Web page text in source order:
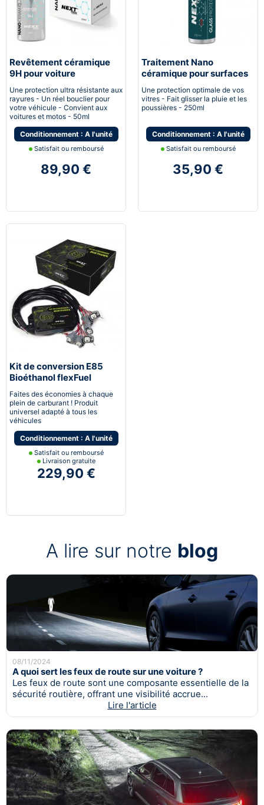
Revêtement céramique
9H pour voiture
Une protection ultra résistante aux
rayures - Un réel bouclier pour
votre véhicule - Convient aux
voitures et motos - 50ml
Conditionnement : A l'unité
Satisfait ou remboursé
89,90 €
Traitement Nano
céramique pour surfaces
Une protection optimale de vos
vitres - Fait glisser la pluie et les
poussières - 250ml
Conditionnement : A l'unité
Satisfait ou remboursé
35,90 €
Kit de conversion E85
Bioéthanol flexFuel
converter
Faites des économies à chaque
plein de carburant ! Produit
universel adapté à tous les
véhicules
Conditionnement : A l'unité
Satisfait ou remboursé
Livraison gratuite
229,90 €
A lire sur notre blog
08/11/2024
A quoi sert les feux de route sur une voiture ?
Les feux de route sont une composante essentielle de la
sécurité routière, offrant une visibilité accrue...
Lire l'article